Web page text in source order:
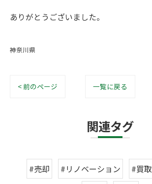
ありがとうございました。
神奈川県
< 前のページ 一覧に戻る
関連タグ
#売却 #リノベーション #買取